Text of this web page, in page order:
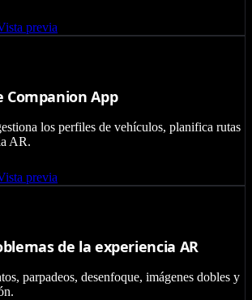
previa
Companion App
los perfiles de vehículos, planifica rutas
AR.
previa
de la experiencia AR
parpadeos, desenfoque, imágenes dobles y